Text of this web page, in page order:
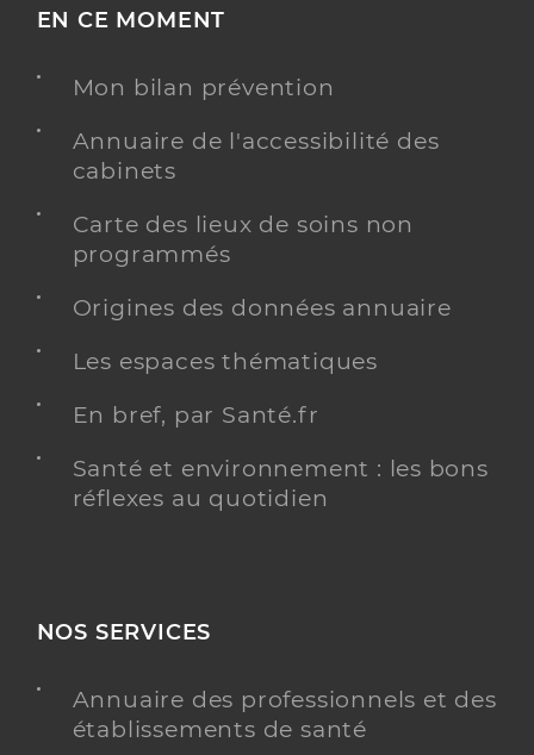
EN CE MOMENT
Mon bilan prévention
Annuaire de l'accessibilité des
cabinets
Carte des lieux de soins non
programmés
Origines des données annuaire
Les espaces thématiques
En bref, par Santé.fr
Santé et environnement : les bons
réflexes au quotidien
NOS SERVICES
Annuaire des professionnels et des
établissements de santé